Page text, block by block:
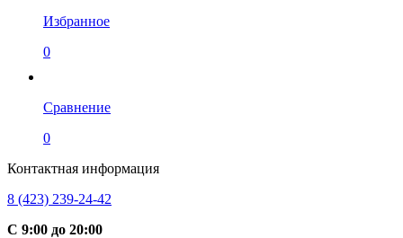
Избранное
0
Сравнение
0
Контактная информация
8 (423) 239-24-42
С 9:00 до 20:00